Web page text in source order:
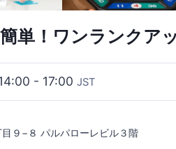
単！ワンランクア
- 17:00 JST
９−８ パルパローレビル３階